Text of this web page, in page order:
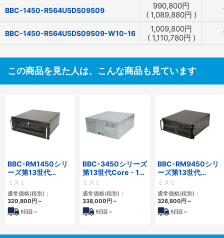
BBC-1450-R564U5DS09S09 990,800円
( 1,089,880円 )
BBC-1450-R564U5DS09S09-W10-16 1,009,800円
( 1,110,780円 )
この商品を見た人は、こんな商品も見ています
BBC-RM1450シリ
ーズ第13世代
Core・12世代
Celeron対応ラック
マウント4PCIe
ミスミ
通常価格(税別)：
320,800円～
5日目～
BBC-3450シリーズ
第13世代Core・12
世代Celeron対応フ
ロアマウント4PCIe
ミスミ
通常価格(税別)：
338,000円～
5日目～
BBC-RM9450シリ
ーズ第13世代
Core・12世代
Celeron対応ラック
マウント4PCIe
ミスミ
通常価格(税別)：
326,800円～
5日目～